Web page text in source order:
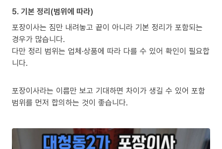
5. 기본 정리(범위에 따라)
포장이사는 짐만 내려놓고 끝이 아니라 기본 정리가 포함되는
경우가 많습니다.
다만 정리 범위는 업체·상품에 따라 다를 수 있어 확인이 필요합
니다.
포장이사라는 이름만 보고 기대하면 차이가 생길 수 있어 포함
범위를 먼저 합의하는 것이 좋습니다.